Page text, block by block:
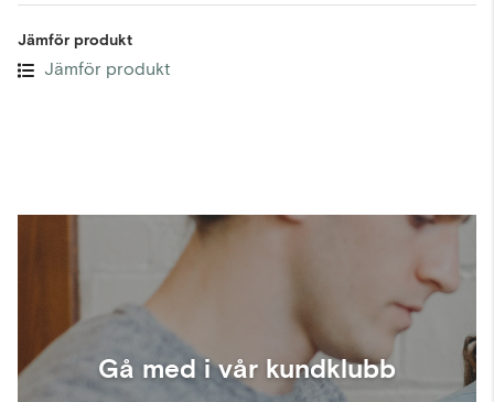
Jämför produkt
Jämför produkt
Gå med i vår kundklubb